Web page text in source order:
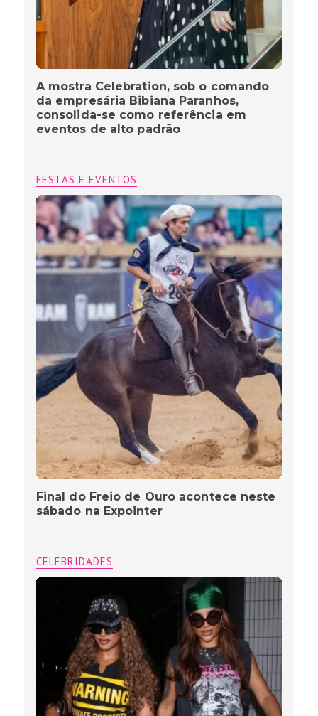
A mostra Celebration, sob o comando
da empresária Bibiana Paranhos,
consolida-se como referência em
eventos de alto padrão
FESTAS E EVENTOS
Final do Freio de Ouro acontece neste
sábado na Expointer
CELEBRIDADES